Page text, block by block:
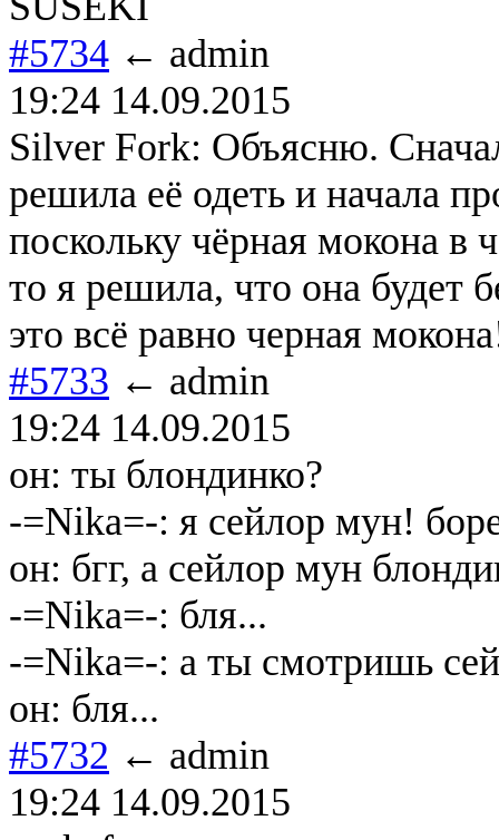
#5734 ← admin
19:24 14.09.2015
Silver Fork: Объясню.
решила её одеть и начала
поскольку чёрная мокона в
то я решила, что она будет
это всё равно черная
#5733 ← admin
19:24 14.09.2015
он: ты блондинко?
-=Nika=-: я сейлор мун!
он: бгг, а сейлор мун
-=Nika=-: бля...
-=Nika=-: а ты смотришь
он: бля...
#5732 ← admin
19:24 14.09.2015